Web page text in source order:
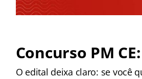
Concurso PM
O edital deixa claro: se você